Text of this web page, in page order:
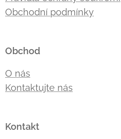
Obchodní podmínky
Obchod
O nás
Kontaktujte nás
Kontakt